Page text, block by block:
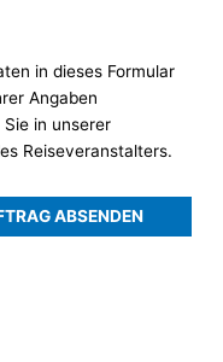
in dieses Formular
Angaben
in unserer
Reiseveranstalters.
ABSENDEN